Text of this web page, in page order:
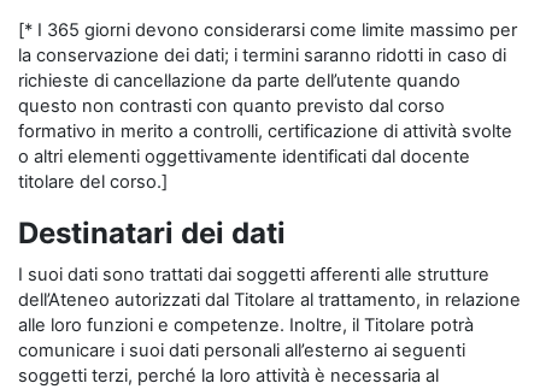
[* I 365 giorni devono considerarsi come limite massimo per
la conservazione dei dati; i termini saranno ridotti in caso di
richieste di cancellazione da parte dell’utente quando
questo non contrasti con quanto previsto dal corso
formativo in merito a controlli, certificazione di attività svolte
o altri elementi oggettivamente identificati dal docente
titolare del corso.]
Destinatari dei dati
I suoi dati sono trattati dai soggetti afferenti alle strutture
dell’Ateneo autorizzati dal Titolare al trattamento, in relazione
alle loro funzioni e competenze. Inoltre, il Titolare potrà
comunicare i suoi dati personali all’esterno ai seguenti
soggetti terzi, perché la loro attività è necessaria al